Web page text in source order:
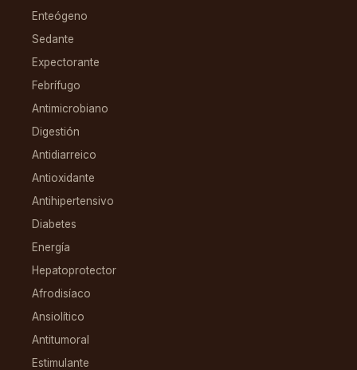
Enteógeno
Sedante
Expectorante
Febrífugo
Antimicrobiano
Digestión
Antidiarreico
Antioxidante
Antihipertensivo
Diabetes
Energía
Hepatoprotector
Afrodisíaco
Ansiolítico
Antitumoral
Estimulante